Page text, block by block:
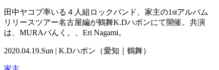
田中ヤコブ率いる４人組ロックバンド、家主の1stアルバム
リリースツアー名古屋編が鶴舞K.Dハポンにて開催。共演
は、MURAバんく。、Eri Nagami。
2020.04.19.Sun | K.Dハポン（愛知｜鶴舞）